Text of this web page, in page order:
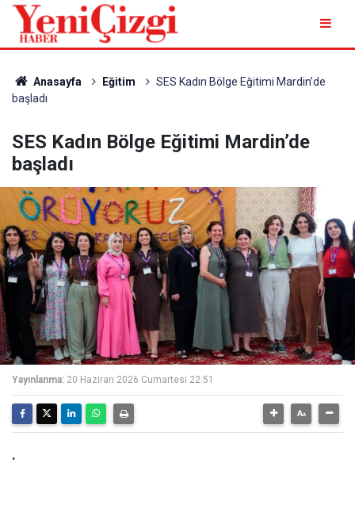
Anasayfa Eğitim
SES Kadın Bölge Eğitimi Mardin’de
başladı
SES Kadın Bölge Eğitimi Mardin’de
başladı
Yayınlanma: 20 Haziran 2026 Cumartesi 22:51
.